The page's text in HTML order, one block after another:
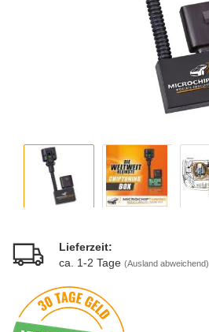
Lieferzeit:
ca. 1-2 Tage (Ausland abweichend)